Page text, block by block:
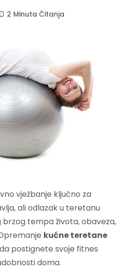
2 Minuta Čitanja
vježbanje ključno za
ali odlazak u teretanu
brzog tempa života, obaveza,
kućne teretane
postignete svoje fitnes
doma.